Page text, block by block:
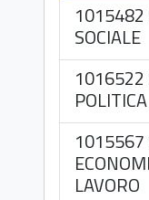
1015482
SOCIALE
1016522
POLITICA
1015567
LAVORO